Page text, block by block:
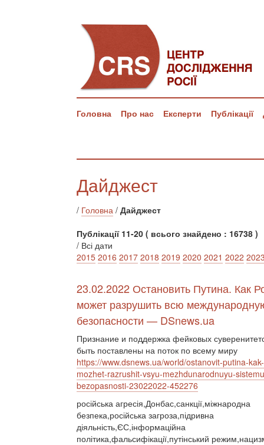
Головна Про нас Експерти Публікації
Дайджест
/ Головна / Дайджест
Публікації 11-20 ( всього знайдено : 16738 )
/ Всі дати
2015 2016 2017 2018 2019 2020 2021 2022
23.02.2022 Остановить Путина. Как
может разрушить всю
безопасности — DSnews.ua
Признание и поддержка фейковых
быть поставлены на поток по всему миру
https://www.dsnews.ua/world/ostanovit-putina-
mozhet-razrushit-vsyu-mezhdunarodnuyu-
bezopasnosti-23022022-452276
російська агресія,Донбас,санкції,міжнародна
безпека,російська загроза,підривна
діяльність,ЄС,інформаційна
політика,фальсифікації,путінський